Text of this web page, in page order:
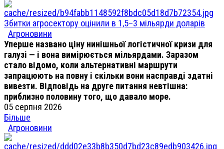
Збитки агросектору оцінили в 1,5–3 мільярди доларів
Агроновини
Уперше названо ціну нинішньої логістичної кризи для
галузі — і вона вимірюється мільярдами. Заразом
стало відомо, коли альтернативні маршрути
запрацюють на повну і скільки вони насправді здатні
вивезти. Відповідь на друге питання невтішна:
приблизно половину того, що давало море.
05 серпня 2026
Більше
Агроновини